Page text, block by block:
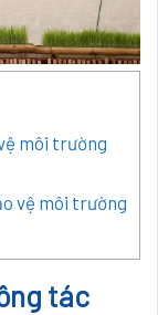
môi trường
vệ môi trường
tác